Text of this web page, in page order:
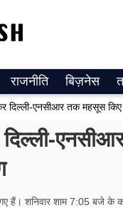
राजनीति बिज़नेस
दिल्ली-एनसीआर तक महसूस
शनिवार शाम 7:05 बजे के